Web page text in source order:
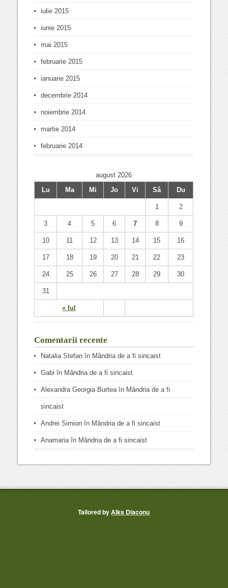
iulie 2015
iunie 2015
mai 2015
februarie 2015
ianuarie 2015
decembrie 2014
noiembrie 2014
martie 2014
februarie 2014
august 2026
Lu
Ma Mi Jo Vi Sâ Du
« Iul
1 2
3 4 5 6 7 8 9
10 11 12 13 14 15 16
17 18 19 20 21 22 23
24 25 26 27 28 29 30
31
Comentarii recente
Natalia Stefan în Mândria de a fi sincaist
Gabi în Mândria de a fi sincaist
Alexandra Georgia Burteaîn Mândria de a fi
sincaist
Andrei Simion în Mândria de a fi sincaist
Anamariaîn Mândria de a fi sincaist
Tailored byAlks Diaconu